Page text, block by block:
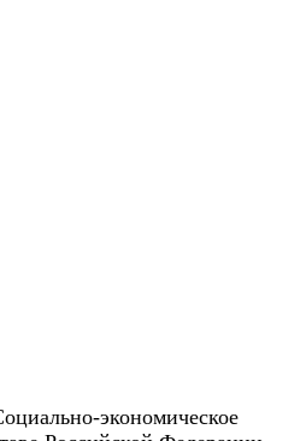
экономическое